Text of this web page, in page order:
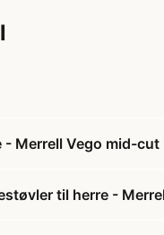
Merrell Vego mid-
til herre -